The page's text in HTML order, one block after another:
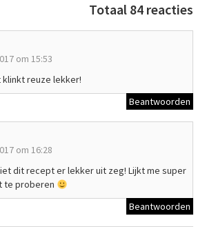
Totaal 84 reacties
om 15:53
klinkt reuze lekker!
Beantwoorden
om 16:28
dit recept er lekker uit zeg! Lijkt me super
te proberen
Beantwoorden